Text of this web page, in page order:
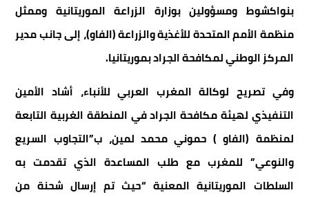
بنواكشوط ومسؤولين بوزارة الزراعة الموريتانية وممثل
منظمة الأمم المتحدة للأغذية والزراعة (الفاو)، إلى جانب مدير
المركز الوطني لمكافحة الجراد بموريتانيا.
وفي تصريح لوكالة المغرب العربي للأنباء، أشاد الأمين
التنفيذي لهيئة مكافحة الجراد في المنطقة الغربية التابعة
لمنظمة (الفاو ) حموني محمد لمين، ب”التجاوب السريع
والنوعي” للمغرب مع طلب المساعدة الذي تقدمت به
السلطات الموريتانية المعنية “حيث تم إرسال شحنة من